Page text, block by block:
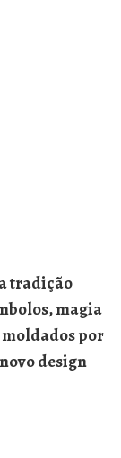
tradição
magia
por
design